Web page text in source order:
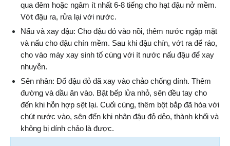
qua đêm hoặc ngâm ít nhất 6-8 tiếng cho hạt đậu nở mềm.
Vớt đậu ra, rửa lại với nước.
Nấu và xay đậu: Cho đậu đỏ vào nồi, thêm nước ngập mặt
và nấu cho đậu chín mềm. Sau khi đậu chín, vớt ra để ráo,
cho vào máy xay sinh tố cùng với ít nước nấu đậu để xay
nhuyễn.
Sên nhân: Đổ đậu đỏ đã xay vào chảo chống dính. Thêm
đường và dầu ăn vào. Bật bếp lửa nhỏ, sên đều tay cho
đến khi hỗn hợp sệt lại. Cuối cùng, thêm bột bắp đã hòa với
chút nước vào, sên đến khi nhân đậu đỏ dẻo, thành khối và
không bị dính chảo là được.